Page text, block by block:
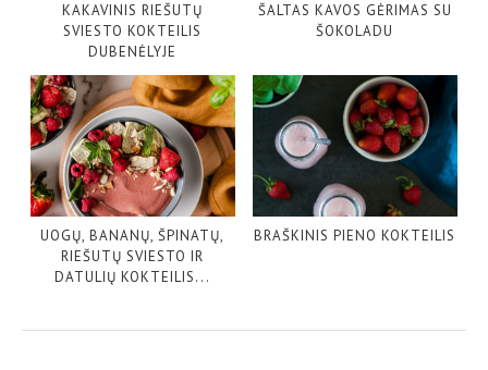
KAKAVINIS RIEŠUTŲ
SVIESTO KOKTEILIS
DUBENĖLYJE
ŠALTAS KAVOS GĖRIMAS SU
ŠOKOLADU
UOGŲ, BANANŲ, ŠPINATŲ,
RIEŠUTŲ SVIESTO IR
DATULIŲ KOKTEILIS...
BRAŠKINIS PIENO KOKTEILIS